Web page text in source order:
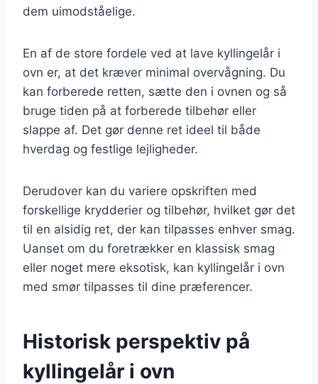
dem uimodståelige.
En af de store fordele ved at lave kyllingelår i
ovn er, at det kræver minimal overvågning. Du
kan forberede retten, sætte den i ovnen og så
bruge tiden på at forberede tilbehør eller
slappe af. Det gør denne ret ideel til både
hverdag og festlige lejligheder.
Derudover kan du variere opskriften med
forskellige krydderier og tilbehør, hvilket gør det
til en alsidig ret, der kan tilpasses enhver smag.
Uanset om du foretrækker en klassisk smag
eller noget mere eksotisk, kan kyllingelår i ovn
med smør tilpasses til dine præferencer.
Historisk perspektiv på
kyllingelår i ovn